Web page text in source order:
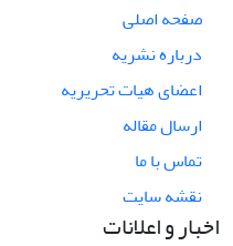
صفحه اصلی
درباره نشریه
اعضای هیات تحریریه
ارسال مقاله
تماس با ما
نقشه سایت
اخبار و اعلانات